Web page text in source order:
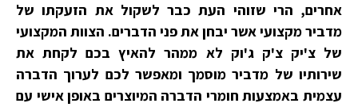
אחרים, הרי שזוהי העת כבר לשקול את הזעקתו של
מדביר מקצועי אשר יבחן את פני הדברים. הצוות המקצועי
של צ'יק צ'ק ג'וק לא ממהר להאיץ בכם לקחת את
שירותיו של מדביר מוסמך ומאפשר לכם לערוך הדברה
עצמית באמצעות חומרי הדברה המיוצרים באופן אישי עם